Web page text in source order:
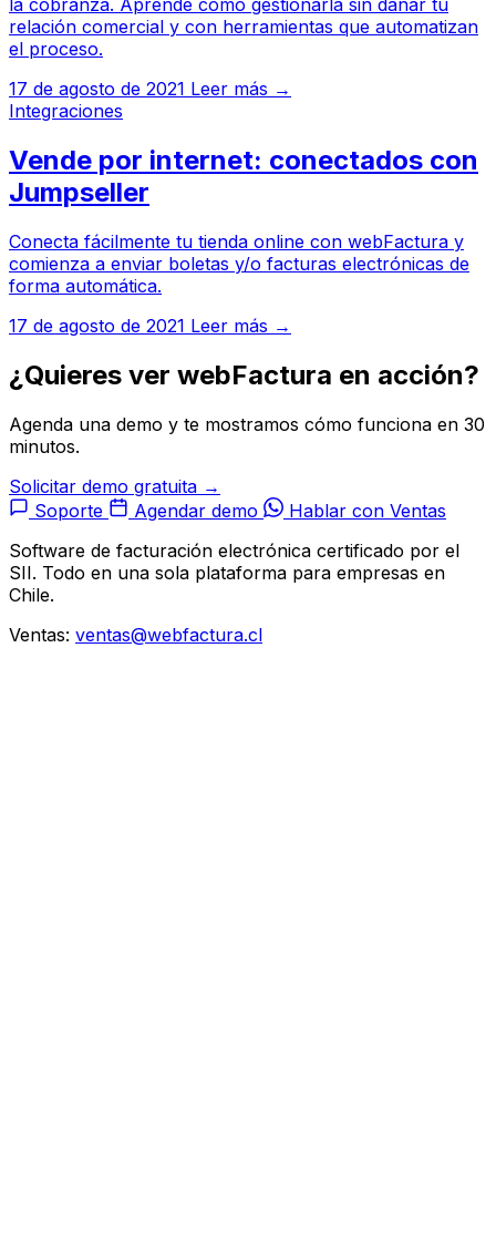
la cobranza. Aprende cómo gestionarla sin dañar tu
relación comercial y con herramientas que automatizan
el proceso.
17 de agosto de 2021 Leer más →
Integraciones
Vende por internet: conectados con
Jumpseller
Conecta fácilmente tu tienda online con webFactura y
comienza a enviar boletas y/o facturas electrónicas de
forma automática.
17 de agosto de 2021 Leer más →
¿Quieres ver webFactura en acción?
Agenda una demo y te mostramos cómo funciona en 30
minutos.
Solicitar demo gratuita →
Soporte
Agendar demo
Hablar con Ventas
Software de facturación electrónica certificado por el
SII. Todo en una sola plataforma para empresas en
Chile.
Ventas: ventas@webfactura.cl